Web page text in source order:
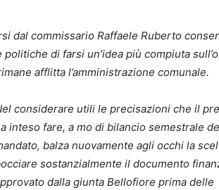
dal commissario Raffaele Ruberto
di farsi un’idea più compiuta
afflitta l’amministrazione comunale.
considerare utili le precisazioni che il
inteso fare, a mo di bilancio semestrale
balza nuovamente agli occhi la
sostanzialmente il documento
dalla giunta Bellofiore prima delle